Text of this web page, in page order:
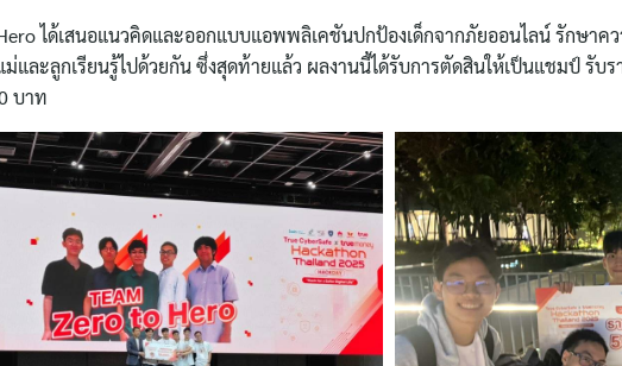
ได้เสนอแนวคิดและออกแบบแอพพลิเคชันปกป้องเด็กจากภัยออนไลน์ รักษาคว
และลูกเรียนรู้ไปด้วยกัน ซึ่งสุดท้ายแล้ว ผลงานนี้ได้รับการตัดสินให้เป็นแชมป์ รับ
บาท